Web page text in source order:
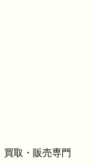
取・販売専門